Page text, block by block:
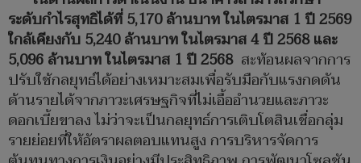
ระดับกำไรสุทธิได้ที่5,170 ล้านบาท ในไตรมาส 1 ปี 2569
ใกล้เคียงกับ 5,240 ล้านบาท ในไตรมาส 4 ปี 2568 และ
5,096 ล้านบาท ในไตรมาส 1 ปี 2568สะท้อนผลจากการ
ปรับใช้กลยุทธ์ได้อย่างเหมาะสมเพื่อรับมือกับแรงกดดัน
ด้านรายได้จากภาวะเศรษฐกิจที่ไม่เอื้ออำนวยและภาวะ
ดอกเบี้ยขาลง ไม่ว่าจะเป็นกลยุทธ์การเติบโตสินเชื่อกลุ่ม
รายย่อยที่ให้อัตราผลตอบแทนสูง การบริหารจัดการ